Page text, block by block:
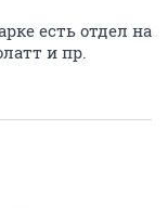
есть отдел на
и пр.